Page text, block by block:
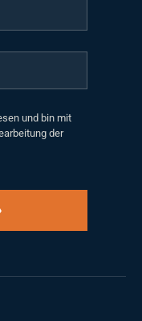
und bin mit
der